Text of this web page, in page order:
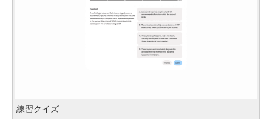
練習クイズ